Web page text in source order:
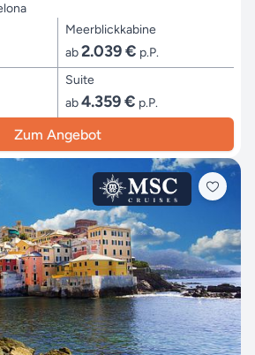
Meerblickkabine
ab2.039 € p.P.
Suite
ab4.359 € p.P.
Zum Angebot